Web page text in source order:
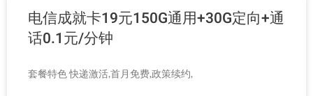
电信成就卡19元150G通用+30G定向+通
话0.1元/分钟
套餐特色 快递激活,首月免费,政策续约,